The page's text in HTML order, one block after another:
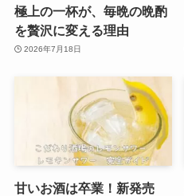
極上の一杯が、毎晩の晩酌
を贅沢に変える理由
2026年7月18日
甘いお酒は卒業！新発売